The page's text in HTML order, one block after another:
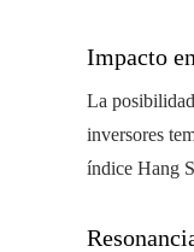
Impacto
La
inversores
índice Hang